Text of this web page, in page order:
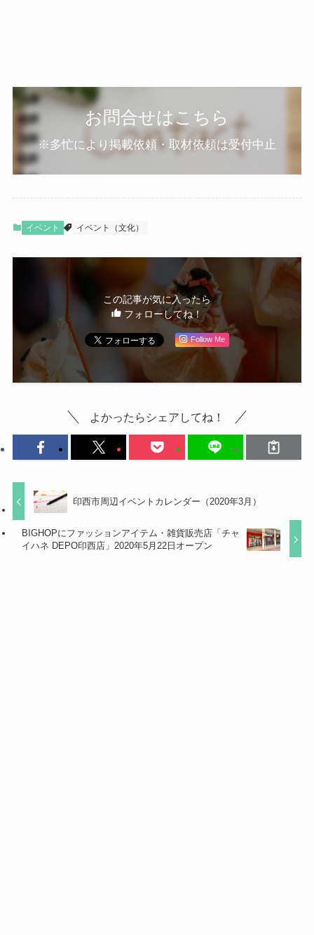
お問合せはこちら
※多忙により掲載依頼・取材依頼は受付中止
イベント イベント（文化）
この記事が気に入ったら
フォローしてね！
Follow Me
よかったらシェアしてね！
印西市周辺イベントカレンダー（2020年3月）
BIGHOPにファッションアイテム・雑貨販売店「チャ
イハネ DEPO印西店」2020年5月22日オープン